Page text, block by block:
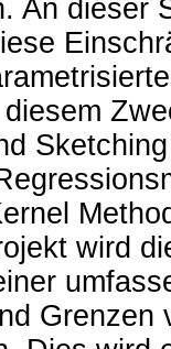
An dieser
wird